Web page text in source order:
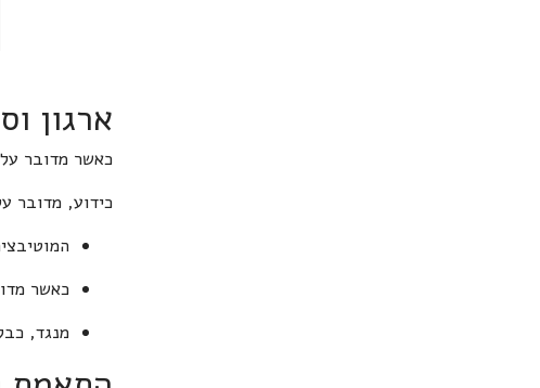
ארגון
כאשר מדובר
כידוע, מדובר
כאשר
מנגד,